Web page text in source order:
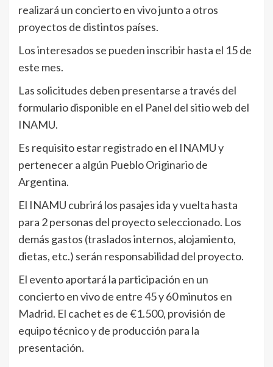
realizará un concierto en vivo junto a otros
proyectos de distintos países.
Los interesados se pueden inscribir hasta el 15 de
este mes.
Las solicitudes deben presentarse a través del
formulario disponible en el Panel del sitio web del
INAMU.
Es requisito estar registrado en el INAMU y
pertenecer a algún Pueblo Originario de
Argentina.
El INAMU cubrirá los pasajes ida y vuelta hasta
para 2 personas del proyecto seleccionado. Los
demás gastos (traslados internos, alojamiento,
dietas, etc.) serán responsabilidad del proyecto.
El evento aportará la participación en un
concierto en vivo de entre 45 y 60 minutos en
Madrid. El cachet es de €1.500, provisión de
equipo técnico y de producción para la
presentación.